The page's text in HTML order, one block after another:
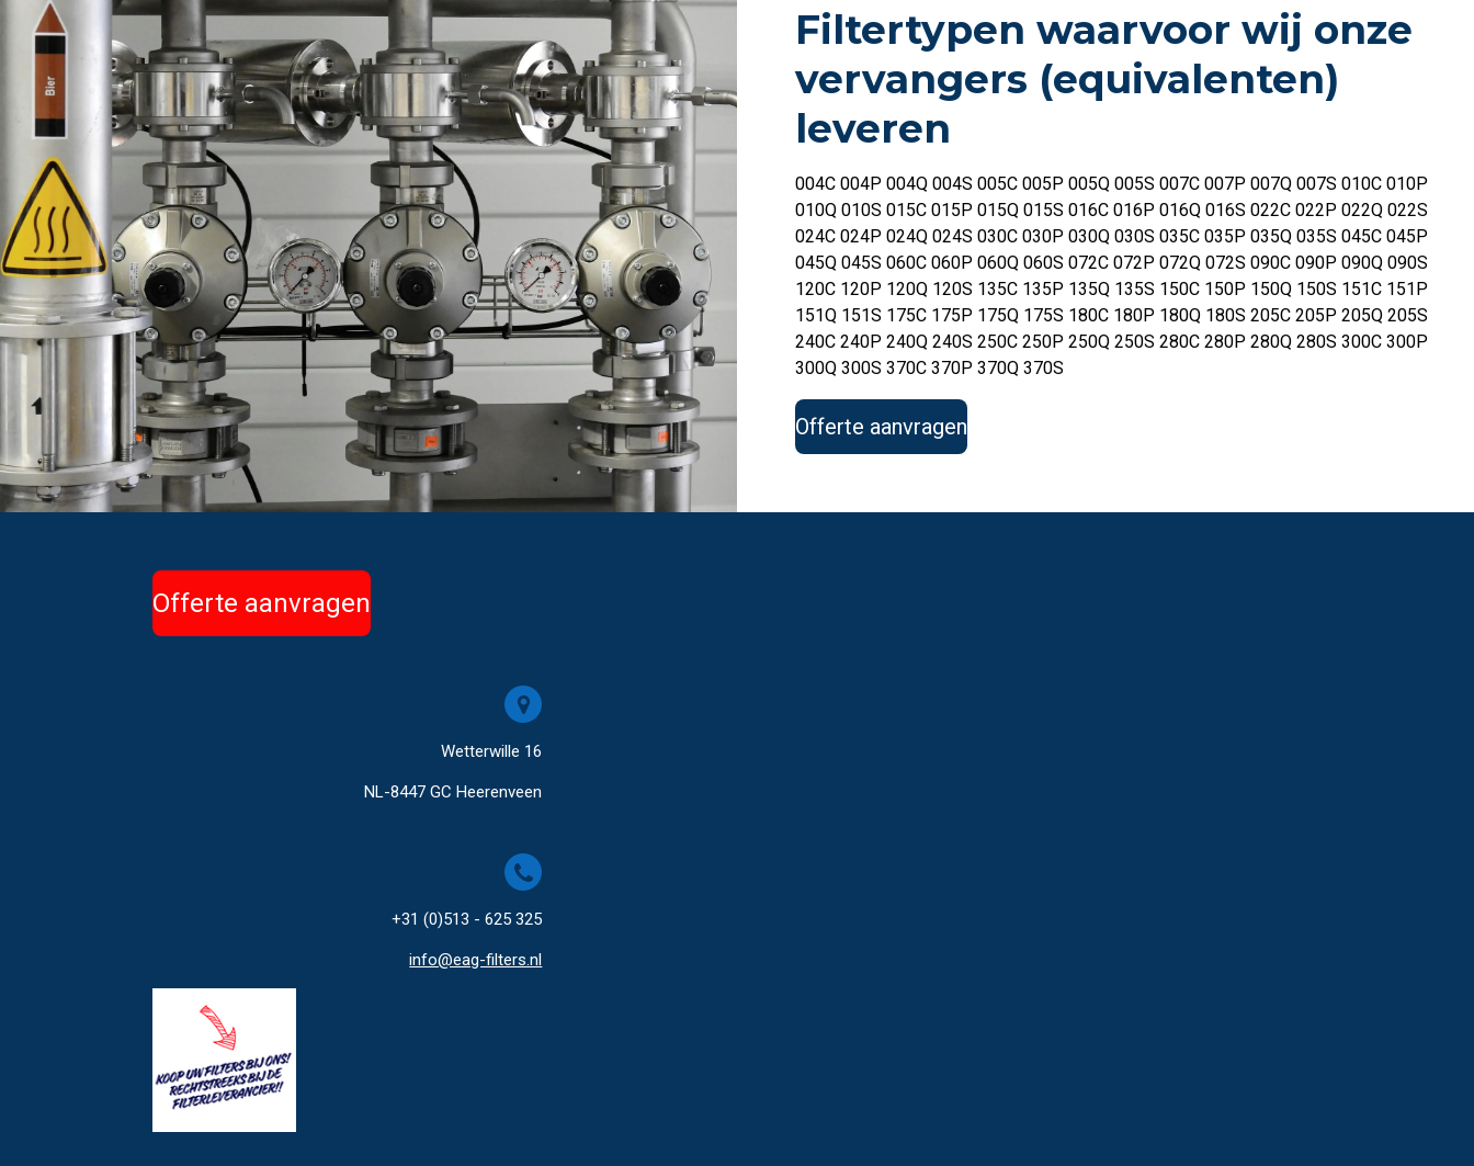
Filtertypen waarvoor wij onze
vervangers (equivalenten)
leveren
004C 004P 004Q 004S 005C 005P 005Q 005S 007C 007P 007Q 007S 010C 010P
010Q 010S 015C 015P 015Q 015S 016C 016P 016Q 016S 022C 022P 022Q 022S
024C 024P 024Q 024S 030C 030P 030Q 030S 035C 035P 035Q 035S 045C 045P
045Q 045S 060C 060P 060Q 060S 072C 072P 072Q 072S 090C 090P 090Q 090S
120C 120P 120Q 120S 135C 135P 135Q 135S 150C 150P 150Q 150S 151C 151P
151Q 151S 175C 175P 175Q 175S 180C 180P 180Q 180S 205C 205P 205Q 205S
240C 240P 240Q 240S 250C 250P 250Q 250S 280C 280P 280Q 280S 300C 300P
300Q 300S 370C 370P 370Q 370S
Offerte aanvragen
Offerte aanvragen
Wetterwille 16
NL-8447 GC Heerenveen
+31 (0)513 - 625 325
info@eag-filters.nl